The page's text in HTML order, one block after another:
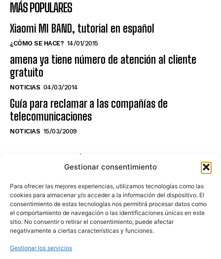
Gestionar consentimiento
Para ofrecer las mejores experiencias, utilizamos tecnologías como las
cookies para almacenar y/o acceder a la información del dispositivo. El
consentimiento de estas tecnologías nos permitirá procesar datos como
el comportamiento de navegación o las identificaciones únicas en este
sitio. No consentir o retirar el consentimiento, puede afectar
negativamente a ciertas características y funciones.
Gestionar los servicios
MÁS POPULARES
Xiaomi MI BAND, tutorial en español
¿CÓMO SE HACE? 14/01/2015
amena ya tiene número de atención al cliente
gratuito
NOTICIAS 04/03/2014
Guía para reclamar a las compañías de
telecomunicaciones
NOTICIAS 15/03/2009
NO TE PIERDAS LO ÚLTIMO DEL CANAL
Haz clic en «Estoy de acuerdo» para
activar Youtube
POLÍTICA DE COOKIES